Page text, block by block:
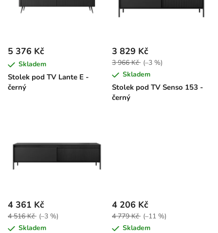
r
o
d
u
k
Stolek pod TV Lante E -
černý
5 376 Kč
Skladem
Stolek pod TV Senso 153 -
černý
3 829 Kč
3 966 Kč (–3 %)
Skladem
4 361 Kč
4 516 Kč (–3 %)
Skladem
4 206 Kč
4 779 Kč (–11 %)
Skladem